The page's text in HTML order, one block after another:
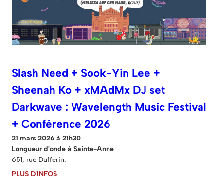
Slash Need + Sook-Yin Lee +
Sheenah Ko + xMAdMx DJ set
Darkwave : Wavelength Music Festival
+ Conférence 2026
21 mars 2026 à 21h30
Longueur d'onde à Sainte-Anne
651, rue Dufferin.
PLUS D'INFOS